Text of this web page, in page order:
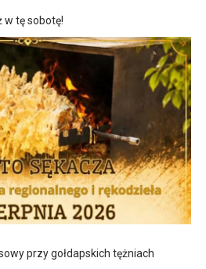
w tę sobotę!
przy gołdapskich tężniach